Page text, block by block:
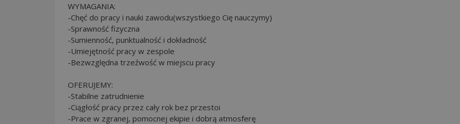
WYMAGANIA:
-Chęć do pracy i nauki zawodu(wszystkiego Cię nauczymy)
-Sprawność fizyczna
-Sumienność, punktualność i dokładność
-Umiejętność pracy w zespole
-Bezwzględna trzeźwość w miejscu pracy
OFERUJEMY:
-Stabilne zatrudnienie
-Ciągłość pracy przez cały rok bez przestoi
-Prace w zgranej, pomocnej ekipie i dobrą atmosferę